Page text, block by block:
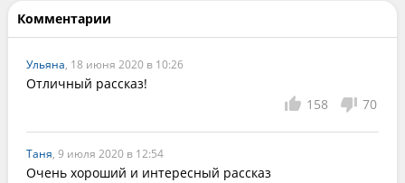
Комментарии
Ульяна, 18 июня 2020 в 10:26
Отличный рассказ!
158
70
Таня, 9 июля 2020 в 12:54
Очень хороший и интересный рассказ